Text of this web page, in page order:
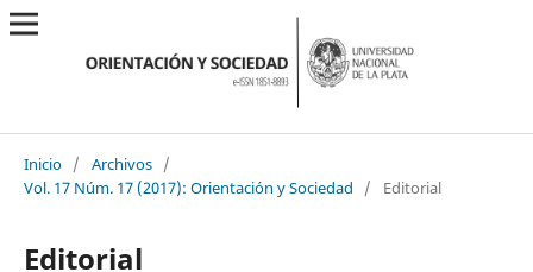
Inicio / Archivos /
Vol. 17 Núm. 17 (2017): Orientación y Sociedad
/ Editorial
Editorial